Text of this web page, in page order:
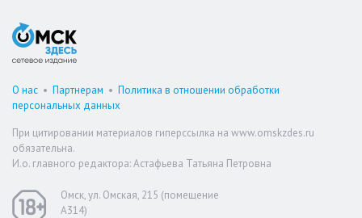
О нас • Партнерам • Политика в отношении обработки
персональных данных
При цитировании материалов гиперссылка на www.omskzdes.ru
обязательна.
И.о. главного редактора: Астафьева Татьяна Петровна
Омск, ул. Омская, 215 (помещение
А314)